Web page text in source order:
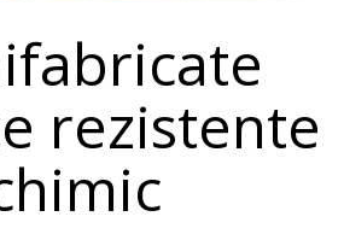
rezistente